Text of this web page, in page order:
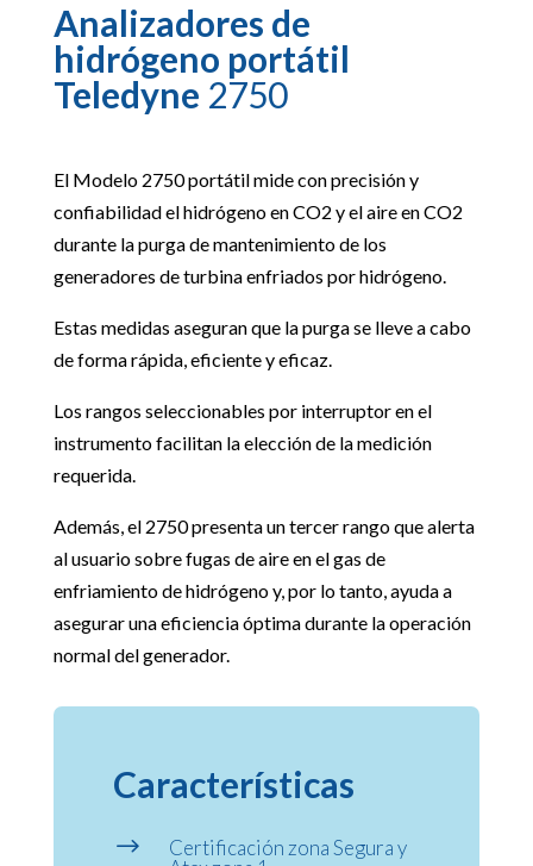
Analizadores de
hidrógeno portátil
Teledyne 2750
El Modelo 2750 portátil mide con precisión y
confiabilidad el hidrógeno en CO2 y el aire en CO2
durante la purga de mantenimiento de los
generadores de turbina enfriados por hidrógeno.
Estas medidas aseguran que la purga se lleve a cabo
de forma rápida, eficiente y eficaz.
Los rangos seleccionables por interruptor en el
instrumento facilitan la elección de la medición
requerida.
Además, el 2750 presenta un tercer rango que alerta
al usuario sobre fugas de aire en el gas de
enfriamiento de hidrógeno y, por lo tanto, ayuda a
asegurar una eficiencia óptima durante la operación
normal del generador.
Características
$
Certificación zona Segura y